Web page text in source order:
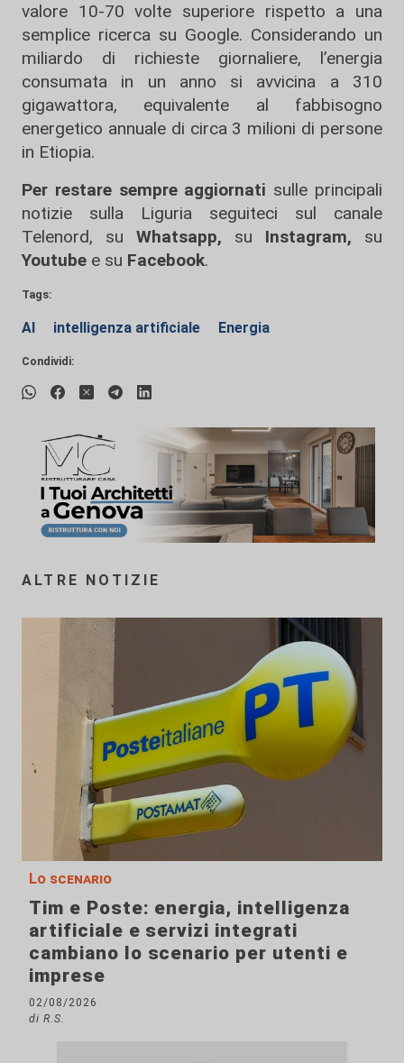
valore 10-70 volte superiore rispetto a una
semplice ricerca su Google. Considerando un
miliardo di richieste giornaliere, l’energia
consumata in un anno si avvicina a 310
gigawattora, equivalente al fabbisogno
energetico annuale di circa 3 milioni di persone
in Etiopia.
Per restare sempre aggiornati sulle principali
notizie sulla Liguria seguiteci sul canale
Telenord, su
Whatsapp, su Instagram, su
Youtube e su Facebook.
Tags:
AI intelligenza artificiale Energia
Condividi:
ALTRE NOTIZIE
Lo scenario
Tim e Poste: energia, intelligenza
artificiale e servizi integrati
cambiano lo scenario per utenti e
imprese
02/08/2026
di R.S.